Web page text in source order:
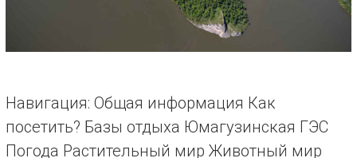
Навигация: Общая информация Как
посетить? Базы отдыха Юмагузинская ГЭС
Погода Растительный мир Животный мир